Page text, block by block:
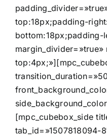
top:18px;padding-
bottom:18px;padding-
[mpc_cubebox_side
tab_id=»1507818094-